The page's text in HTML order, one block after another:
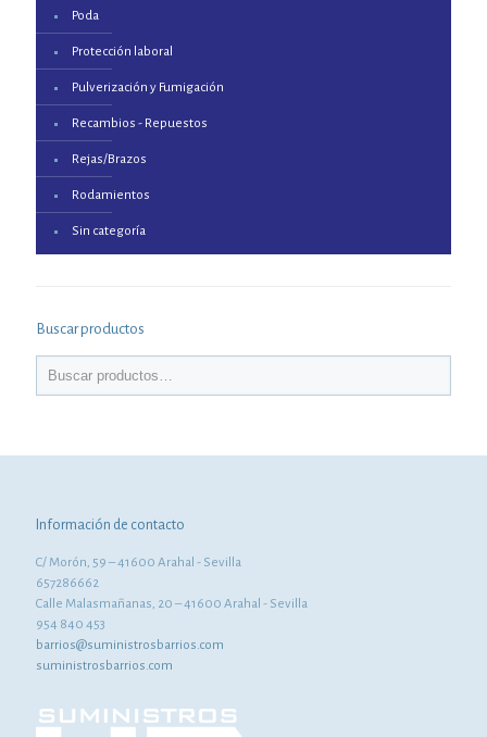
Poda
Protección laboral
Pulverización y Fumigación
Recambios - Repuestos
Rejas/Brazos
Rodamientos
Sin categoría
Buscar productos
Información de contacto
C/ Morón, 59 – 41600 Arahal - Sevilla
657286662
Calle Malasmañanas, 20 – 41600 Arahal - Sevilla
954 840 453
barrios@suministrosbarrios.com
suministrosbarrios.com